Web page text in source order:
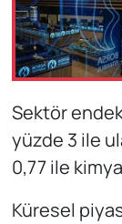
Sektör
yüzde 3 ile
0,77 ile
Küresel